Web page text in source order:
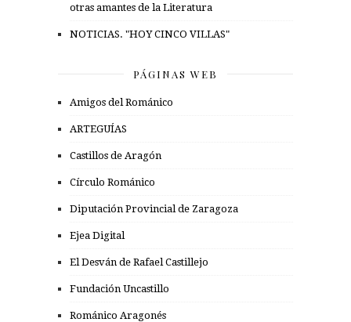
otras amantes de la Literatura
NOTICIAS. "HOY CINCO VILLAS"
PÁGINAS WEB
Amigos del Románico
ARTEGUÍAS
Castillos de Aragón
Círculo Románico
Diputación Provincial de Zaragoza
Ejea Digital
El Desván de Rafael Castillejo
Fundación Uncastillo
Románico Aragonés